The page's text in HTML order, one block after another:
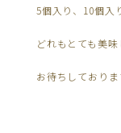
5個入り、10個入
どれもとても美
お待ちしておりま